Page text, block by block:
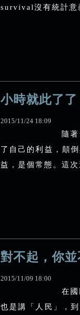
survival沒有統計意
小時就此了
2015/11/24 18:09
隨
了自己的利益，顛
益，是個常態。這
對不起，你
2015/11/09 18:00
在
也是講「人民」，